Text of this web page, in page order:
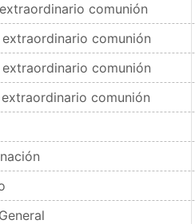
comunión
comunión
comunión
comunión